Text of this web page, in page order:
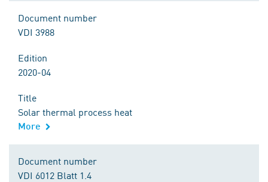
Document number
VDI 3988
Edition
2020-04
Title
Solar thermal process heat
More
Document number
VDI 6012 Blatt 1.4